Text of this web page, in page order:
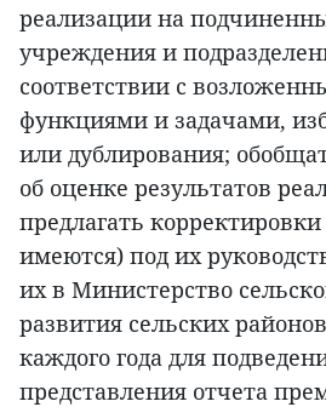
реализации на
учреждения и
соответствии с
функциями и задачами,
или дублирования;
об оценке результатов
предлагать
имеются) под их
их в Министерство
развития сельских
каждого года для
представления отчета